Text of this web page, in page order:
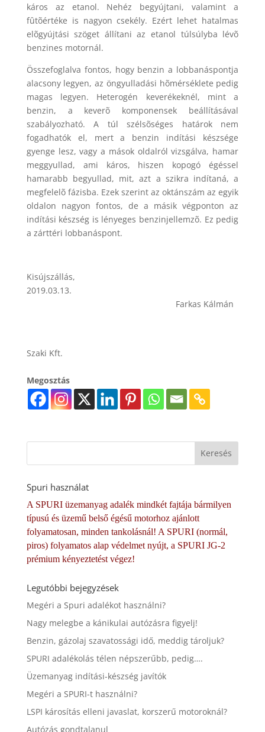
káros az etanol. Nehéz begyújtani, valamint a
fûtõértéke is nagyon csekély. Ezért lehet hatalmas
elõgyújtási szöget állítani az etanol túlsúlyba lévõ
benzines motornál.
Összefoglalva fontos, hogy benzin a lobbanáspontja
alacsony legyen, az öngyulladási hõmérséklete pedig
magas legyen. Heterogén keverékeknél, mint a
benzin, a keverõ komponensek beállításával
szabályozható. A túl szélsõséges határok nem
fogadhatók el, mert a benzin indítási készsége
gyenge lesz, vagy a mások oldalról vizsgálva, hamar
meggyullad, ami káros, hiszen kopogó égéssel
hamarabb begyullad, mit, azt a szikra indítaná, a
megfelelõ fázisba. Ezek szerint az oktánszám az egyik
oldalon nagyon fontos, de a másik végponton az
indítási készség is lényeges benzinjellemzõ. Ez pedig
a zárttéri lobbanáspont.
Kisújszállás,
2019.03.13.
Farkas Kálmán
Szaki Kft.
Megosztás
Spuri használat
A SPURI üzemanyag adalék mindkét fajtája bármilyen
típusú és üzemű belső égésű motorhoz ajánlott
folyamatosan, minden tankolásnál! A SPURI (normál,
piros) folyamatos alap védelmet nyújt, a SPURI JG-2
prémium kényeztetést végez!
Legutóbbi bejegyzések
Megéri a Spuri adalékot használni?
Nagy melegbe a kánikulai autózásra figyelj!
Benzin, gázolaj szavatossági idő, meddig tároljuk?
SPURI adalékolás télen népszerűbb, pedig….
Üzemanyag indítási-készség javítók
Megéri a SPURI-t használni?
LSPI károsítás elleni javaslat, korszerű motoroknál?
Autózás gondtalanul